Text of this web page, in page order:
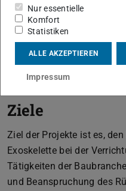
Ziele
Ziel der Projekte ist es,
Exoskelette bei der
Tätigkeiten der
und Beanspruchung des
Nur essentielle
Komfort
Statistiken
ALLE AKZEPTIEREN
Impressum